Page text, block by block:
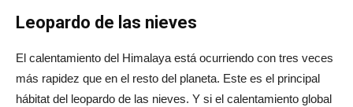
Leopardo de las nieves
El calentamiento del Himalaya está ocurriendo con tres veces
más rapidez que en el resto del planeta. Este es el principal
hábitat del leopardo de las nieves. Y si el calentamiento global